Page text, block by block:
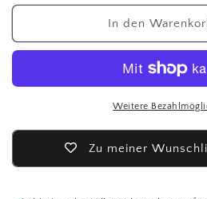
Menge
LED-
Menge
für
LED-
Bäumchen
In den
Weitere
Zu meiner